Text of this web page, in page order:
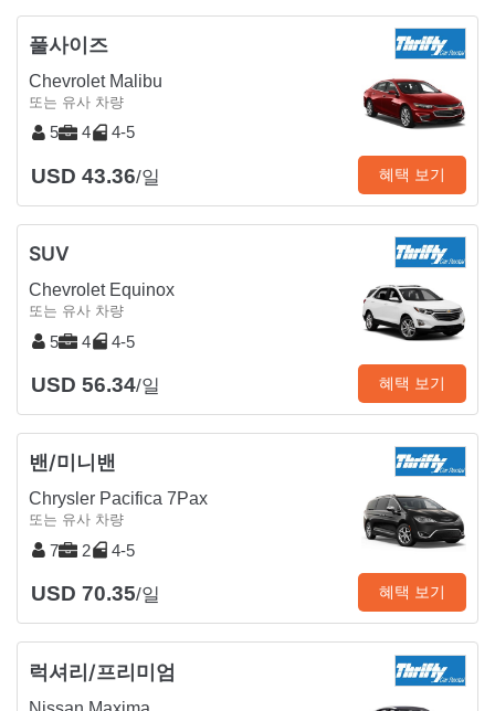
풀사이즈
Chevrolet Malibu
또는 유사 차량
5 4 4-5
USD 43.36/일 혜택 보기
SUV
Chevrolet Equinox
또는 유사 차량
5 4 4-5
USD 56.34/일 혜택 보기
밴/미니밴
Chrysler Pacifica 7Pax
또는 유사 차량
7 2 4-5
USD 70.35/일 혜택 보기
럭셔리/프리미엄